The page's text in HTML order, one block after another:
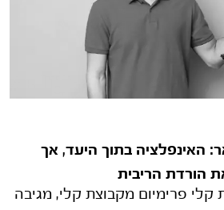
האינפלציה בתוך היעד, אך
הורדת הריבית
קלי פרימיום מקבוצת קלי, מגיבה